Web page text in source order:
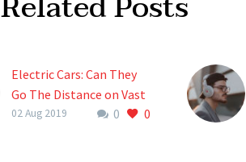
Electric Cars: Can They
Go The Distance on Vast
Australian Roads? 0 0
02 Aug 2019